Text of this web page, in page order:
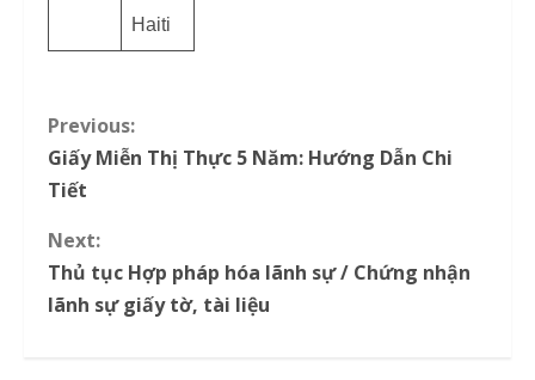
Haiti
C
o
n
t
Previous:
Giấy Miễn Thị Thực 5 Năm: Hướng Dẫn Chi
Tiết
Next:
Thủ tục Hợp pháp hóa lãnh sự / Chứng nhận
lãnh sự giấy tờ, tài liệu